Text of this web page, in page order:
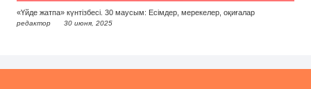
«Үйде жатпа» күнтізбесі. 30 маусым: Есімдер, мерекелер, оқиғалар
редактор 30 июня, 2025